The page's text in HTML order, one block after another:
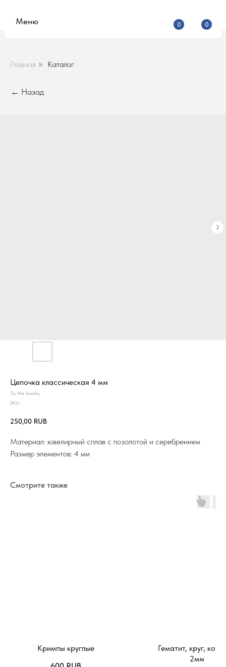
Главная » Каталог
← Назад
Цепочка классическая 4 мм
Try Me Jewelry
SKU:
250,00 RUB
Материал: ювелирный сплав с позолотой и серебрением
Размер элементов: 4 мм
Смотрите также
Кримпы круглые
Гематит, круг,
2мм